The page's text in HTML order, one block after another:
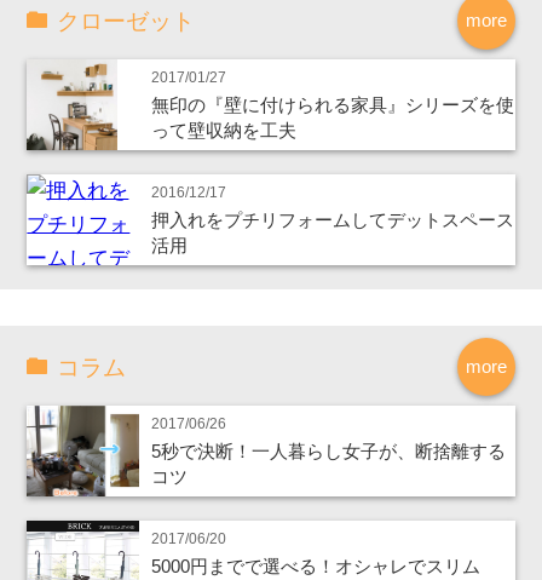
more
クローゼット
2017/01/27
無印の『壁に付けられる家具』シリーズを使
って壁収納を工夫
2016/12/17
押入れをプチリフォームしてデットスペース
活用
more
コラム
2017/06/26
5秒で決断！一人暮らし女子が、断捨離する
コツ
2017/06/20
5000円までで選べる！オシャレでスリム